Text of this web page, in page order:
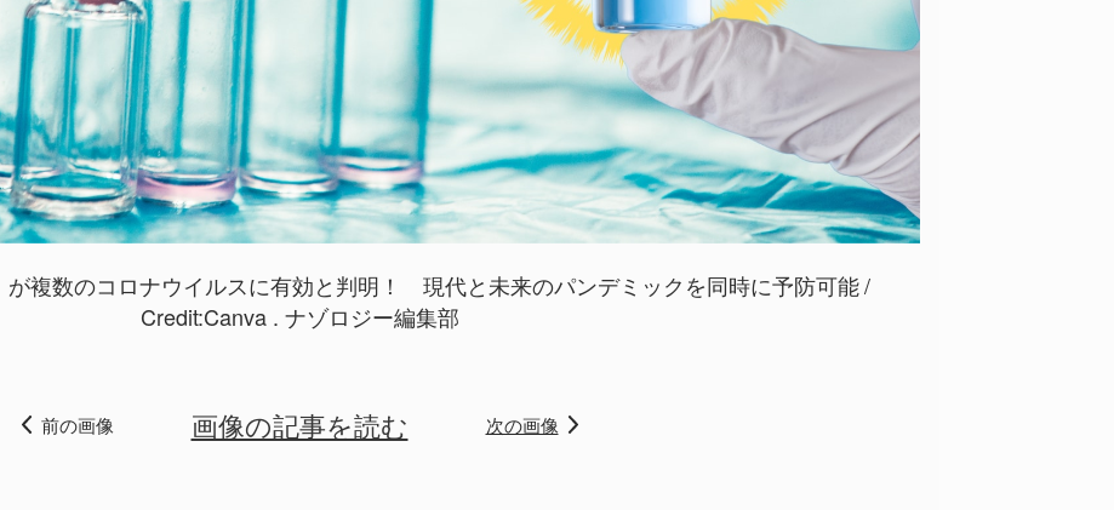
が複数のコロナウイルスに有効と判明！ 現代と未来のパンデミックを同時に予防可能
Credit:Canva . ナゾロジー編集部
前の画像 画像の記事を読む 次の画像